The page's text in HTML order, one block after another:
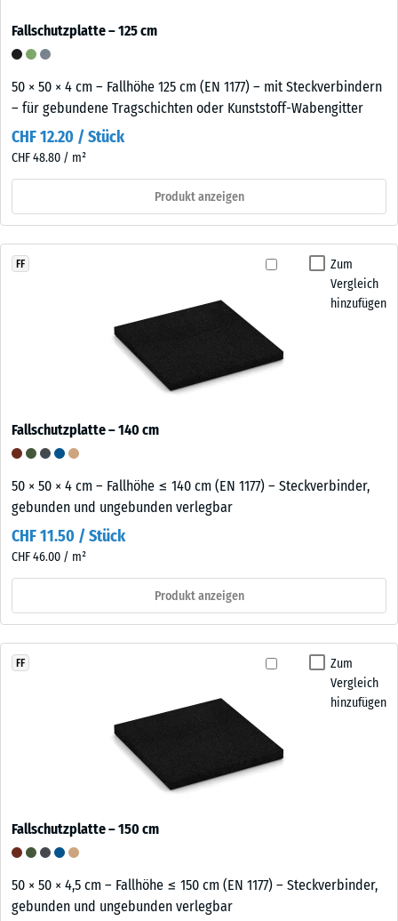
Fallschutzplatte – 125 cm
50 × 50 × 4 cm – Fallhöhe 125 cm (EN 1177) – mit Steckverbindern
– für gebundene Tragschichten oder Kunststoff-Wabengitter
CHF 12.20 / Stück
CHF 48.80 / m²
Produkt anzeigen
Zum
Vergleich
hinzufügen
FF
Fallschutzplatte – 140 cm
50 × 50 × 4 cm – Fallhöhe ≤ 140 cm (EN 1177) – Steckverbinder,
gebunden und ungebunden verlegbar
CHF 11.50 / Stück
CHF 46.00 / m²
Produkt anzeigen
Zum
Vergleich
hinzufügen
FF
Fallschutzplatte – 150 cm
50 × 50 × 4,5 cm – Fallhöhe ≤ 150 cm (EN 1177) – Steckverbinder,
gebunden und ungebunden verlegbar